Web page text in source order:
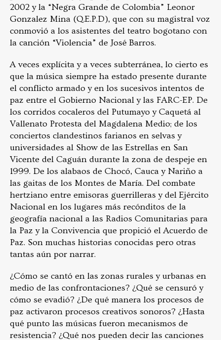
2002 y la “Negra Grande de Colombia” Leonor
Gonzalez Mina (Q.E.P.D), que con su magistral voz
conmovió a los asistentes del teatro bogotano con
la canción “Violencia” de José Barros.
A veces explícita y a veces subterránea, lo cierto es
que la música siempre ha estado presente durante
el conflicto armado y en los sucesivos intentos de
paz entre el Gobierno Nacional y las FARC-EP. De
los corridos cocaleros del Putumayo y Caquetá al
Vallenato Protesta del Magdalena Medio; de los
conciertos clandestinos farianos en selvas y
universidades al Show de las Estrellas en San
Vicente del Caguán durante la zona de despeje en
1999. De los alabaos de Chocó, Cauca y Nariño a
las gaitas de los Montes de María. Del combate
hertziano entre emisoras guerrilleras y del Ejército
Nacional en los lugares más recónditos de la
geografía nacional a las Radios Comunitarias para
la Paz y la Convivencia que propició el Acuerdo de
Paz. Son muchas historias conocidas pero otras
tantas aún por narrar.
¿Cómo se cantó en las zonas rurales y urbanas en
medio de las confrontaciones? ¿Qué se censuró y
cómo se evadió? ¿De qué manera los procesos de
paz activaron procesos creativos sonoros? ¿Hasta
qué punto las músicas fueron mecanismos de
resistencia? ¿Qué nos pueden decir las canciones